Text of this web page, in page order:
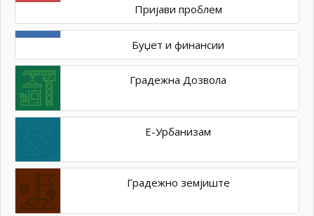
Пријави проблем
Буџет и финансии
Градежна Дозвола
Е-Урбанизам
Градежно земјиште